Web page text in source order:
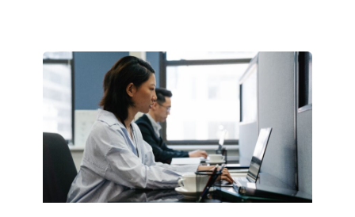
НОВЫЕ
ПРЕДМЕТЫ
ПО
ИСКУССТВЕННОМУ
ИНТЕЛЛЕКТУ